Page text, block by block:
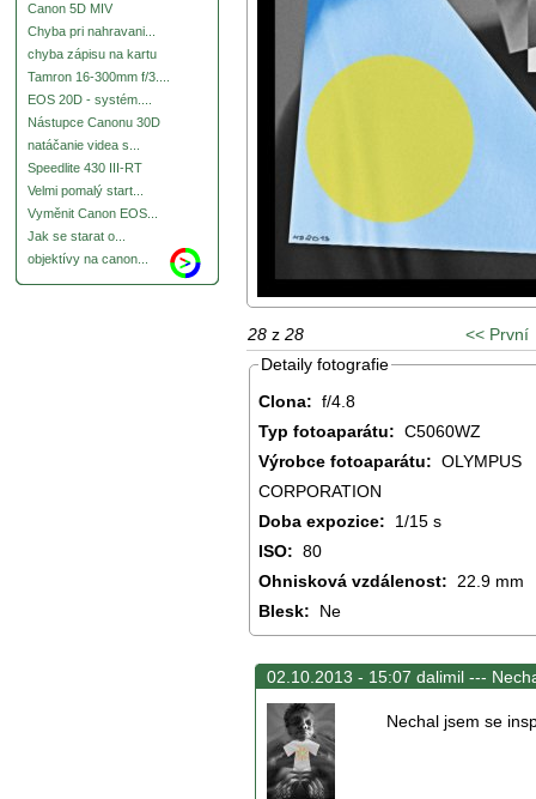
Canon 5D MIV
Chyba pri nahravani...
chyba zápisu na kartu
Tamron 16-300mm f/3....
EOS 20D - systém....
Nástupce Canonu 30D
natáčanie videa s...
Speedlite 430 III-RT
Velmi pomalý start...
Vyměnit Canon EOS...
Jak se starat o...
objektívy na canon...
28 z 28
<< První
Detaily fotografie
Clona: f/4.8
Typ fotoaparátu: C5060WZ
Výrobce fotoaparátu:
CORPORATION
Doba expozice:
1/15 s
ISO: 80
Ohnisková vzdálenost:
22.9 mm
Blesk:
Ne
02.10.2013 - 15:07 dalimil ---
Nechal jsem se